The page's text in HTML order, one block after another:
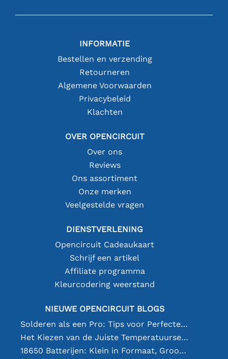
INFORMATIE
Bestellen en verzending
Retourneren
Algemene Voorwaarden
Privacybeleid
Klachten
OVER OPENCIRCUIT
Over ons
Reviews
Ons assortiment
Onze merken
Veelgestelde vragen
DIENSTVERLENING
Opencircuit Cadeaukaart
Schrijf een artikel
Affiliate programma
Kleurcodering weerstand
NIEUWE OPENCIRCUIT BLOGS
Solderen als een Pro: Tips voor Perfecte Elektronische Verbindingen
Het Kiezen van de Juiste Temperatuursensor [youtube]
18650 Batterijen: Klein in Formaat, Groot in Prestatie